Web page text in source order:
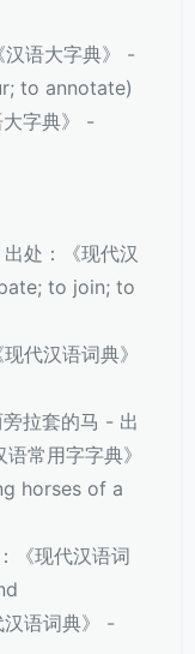
语大字典》 -
to annotate)
字典》 -
处：《现代汉
to join; to
代汉语词典》
拉套的马 - 出
常用字字典》
horses of a
《现代汉语词
语词典》 -